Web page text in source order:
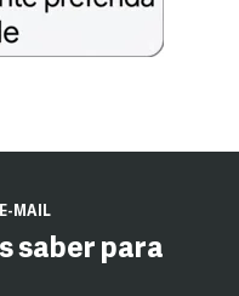
MAIL
saber para